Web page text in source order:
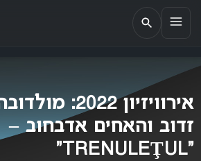
EUROMIX
אתר הבית של האירוויזיון בישראל
אירוויזיון
זדוב והאחים אדבחוב –
“TRENULEŢUL”